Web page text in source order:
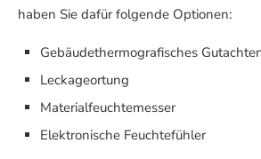
haben Sie dafür folgende Optionen:
Gebäudethermografisches
Leckageortung
Materialfeuchtemesser
Elektronische Feuchtefühler